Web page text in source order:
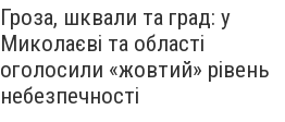
Гроза, шквали та град: у
Миколаєві та області
оголосили «жовтий» рівень
небезпечності